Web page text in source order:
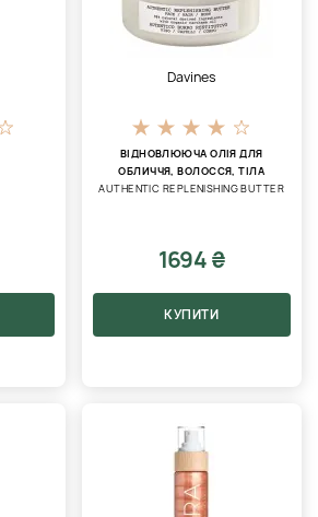
Davines
ВІДНОВЛЮЮЧА ОЛІЯ ДЛЯ
ОБЛИЧЧЯ, ВОЛОССЯ, ТІЛА
AUTHENTIC REPLENISHING BUTTER
1694 ₴
КУПИТИ